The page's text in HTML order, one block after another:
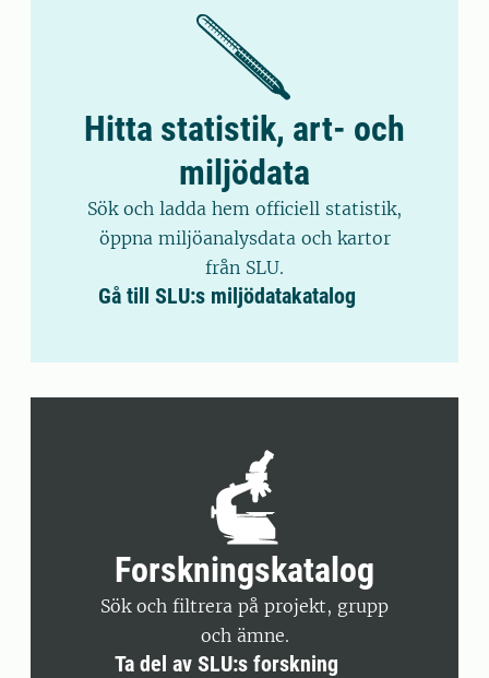
Hitta statistik, art- och
miljödata
Sök och ladda hem officiell statistik,
öppna miljöanalysdata och kartor
från SLU.
Gå till SLU:s miljödatakatalog
Forskningskatalog
Sök och filtrera på projekt, grupp
och ämne.
Ta del av SLU:s forskning